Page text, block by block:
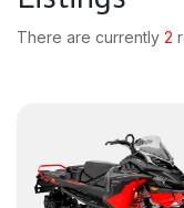
There are currently 2